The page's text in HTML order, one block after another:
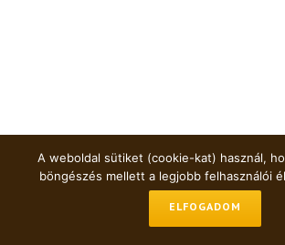
A weboldal sütiket (cookie-kat) használ,
böngészés mellett a legjobb felhasználói
ELFOGADOM